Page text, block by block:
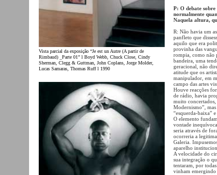
Vista parcial da exposição “Je est un Autre (A partir de
Rimbaud) _Parte 01” l Boyd Webb, Chuck Close, Cindy
Sherman, Clegg & Guttman, John Coplans, Jorge Molder,
Lucas Samaras, Thomas Ruff l 1990
P: O debate
normalmente
Naquela altura,
R: Não havia um
panfleto que
aquilo que era
provinha das
rompia, como não
bandeira, uma
geracional, não
atitude que os
manipulador, em
campo das artes
Houve reacções
de rádio, havia
muito
Modernismo”, mas
“esquerda-baixa”
O elemento
vontade
seria através de
ocorreria a
Galeria.
aparelho
A velocidade do
sua integração o
tentaram, por
vinham emergindo